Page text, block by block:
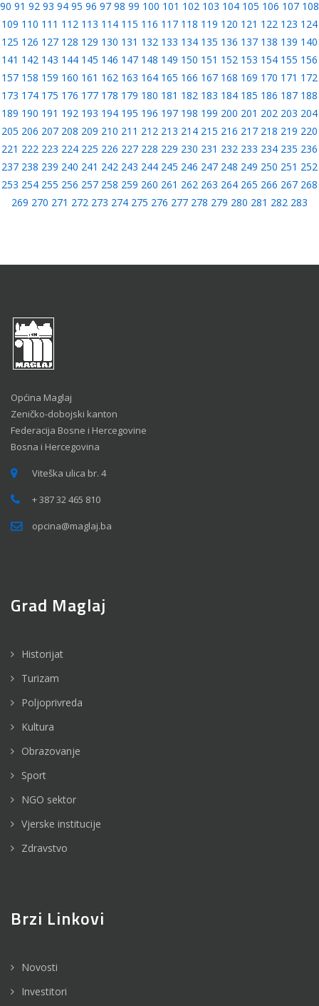
90 91 92 93 94 95 96 97 98 99 100 101 102 103 104 105 106 107 108
109 110 111 112 113 114 115 116 117 118 119 120 121 122 123 124
125 126 127 128 129 130 131 132 133 134 135 136 137 138 139 140
141 142 143 144 145 146 147 148 149 150 151 152 153 154 155 156
157 158 159 160 161 162 163 164 165 166 167 168 169 170 171 172
173 174 175 176 177 178 179 180 181 182 183 184 185 186 187 188
189 190 191 192 193 194 195 196 197 198 199 200 201 202 203 204
205 206 207 208 209 210 211 212 213 214 215 216 217 218 219 220
221 222 223 224 225 226 227 228 229 230 231 232 233 234 235 236
237 238 239 240 241 242 243 244 245 246 247 248 249 250 251 252
253 254 255 256 257 258 259 260 261 262 263 264 265 266 267 268
269 270 271 272 273 274 275 276 277 278 279 280 281 282 283
Općina Maglaj
Zeničko-dobojski kanton
Federacija Bosne i Hercegovine
Bosna i Hercegovina
Viteška ulica br. 4
+ 387 32 465 810
opcina@maglaj.ba
Grad Maglaj
Historijat
Turizam
Poljoprivreda
Kultura
Obrazovanje
Sport
NGO sektor
Vjerske institucije
Zdravstvo
Brzi Linkovi
Novosti
Investitori